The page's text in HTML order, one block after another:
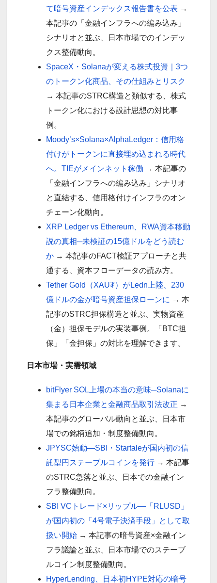
て暗号資産インデックス報告書を公表 →
本記事の「金融インフラへの編み込み」
シナリオと並ぶ、日本市場でのインデッ
クス整備動向。
SpaceX・Solanaが変える株式投資｜3つ
のトークン化商品、その仕組みとリスク
→ 本記事のSTRC構造と類似する、株式
トークン化における設計思想の対比事
例。
Moody’s×Solana×AlphaLedger：信用格
付けがトークンに直接埋め込まれる時代
へ。TIEがメインネット稼働 → 本記事の
「金融インフラへの編み込み」シナリオ
と直結する、信用格付けインフラのオン
チェーン化動向。
XRP Ledger vs Ethereum、RWA資本移動
説の真相─未検証の15億ドルをどう読む
か → 本記事のFACT検証アプローチと共
通する、資本フローデータの読み方。
Tether Gold（XAU₮）がLedn上陸、230
億ドルの金が暗号資産担保ローンに → 本
記事のSTRC担保構造と並ぶ、実物資産
（金）担保モデルの実装事例。「BTC担
保」「金担保」の対比を理解できます。
日本市場・実需領域
bitFlyer SOL上場の本当の意味─Solanaに
集まる日本企業と金融商品取引法改正 →
本記事のグローバル動向と並ぶ、日本市
場での銘柄追加・制度整備動向。
JPYSC始動―SBI・Startaleが国内初の信
託型円ステーブルコインを発行 → 本記事
のSTRC急落と並ぶ、日本での金融イン
フラ整備動向。
SBI VCトレード×リップル―「RLUSD」
が国内初の「4号電子決済手段」として取
扱い開始 → 本記事の暗号資産×金融イン
フラ議論と並ぶ、日本市場でのステーブ
ルコイン制度整備動向。
HyperLending、日本初HYPE対応の暗号